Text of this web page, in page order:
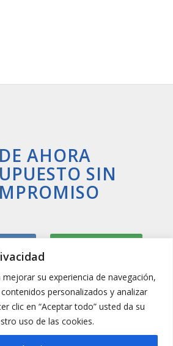
su experiencia de navegación,
personalizados y analizar
clic en “Aceptar todo” usted da su
uso de las cookies.
AHORA
SIN